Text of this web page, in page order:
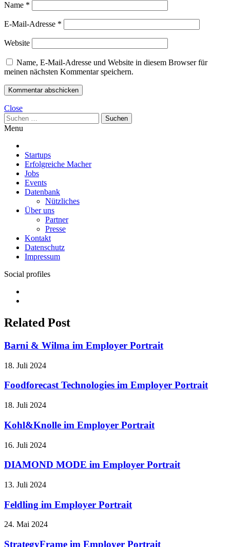
Name *
E-Mail-Adresse *
Website
Name, E-Mail-Adresse und Website in diesem Browser für
meinen nächsten Kommentar speichern.
Close
Suchen
nach:
Menu
Startups
Erfolgreiche Macher
Jobs
Events
Datenbank
Nützliches
Über uns
Partner
Presse
Kontakt
Datenschutz
Impressum
Social profiles
Related Post
Barni & Wilma im Employer Portrait
18. Juli 2024
Foodforecast Technologies im Employer Portrait
18. Juli 2024
Kohl&Knolle im Employer Portrait
16. Juli 2024
DIAMOND MODE im Employer Portrait
13. Juli 2024
Feldling im Employer Portrait
24. Mai 2024
StrategyFrame im Employer Portrait